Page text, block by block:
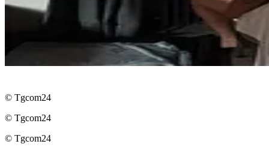
© Tgcom24
© Tgcom24
© Tgcom24